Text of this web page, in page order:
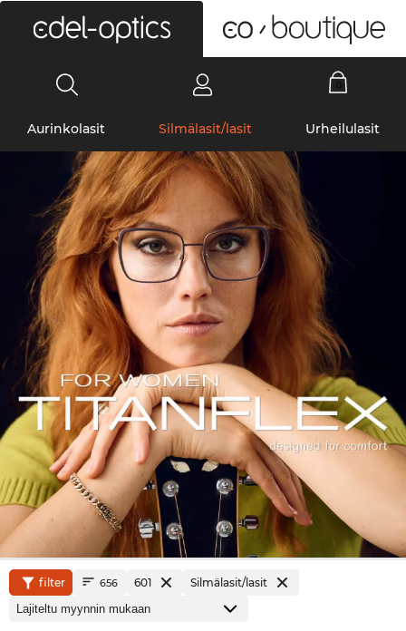
Aurinkolasit Silmälasit/lasit Urheilulasit
filter 656 601 Silmälasit/lasit